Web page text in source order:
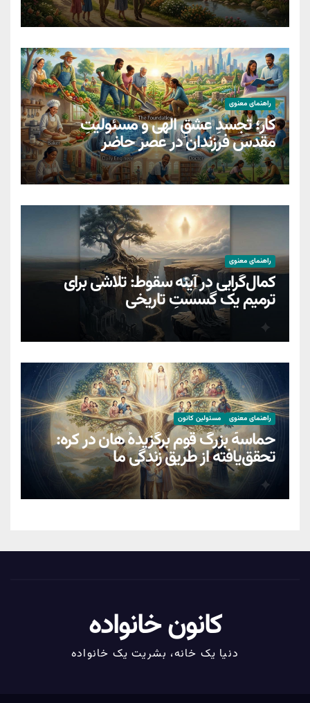
راهنمای معنوی
کار؛ تجسدِ عشقِ الهی و مسئولیتِ
مقدسِ فرزندان در عصر حاضر
راهنمای معنوی
کمال‌گرایی در آینه سقوط: تلاشی برای
ترمیمِ یک گسستِ تاریخی
راهنمای معنوی مسئولین کانون
حماسهٔ بزرگ قوم برگزیدهٔ هان در کره:
تحقق‌یافته از طریق زندگیِ ما
کانون خانواده
دنیا یک خانه، بشریت یک خانواده